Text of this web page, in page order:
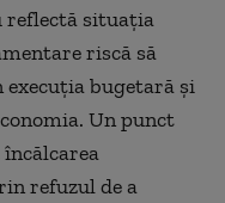
reflectă situația
riscă să
execuția bugetară și
Un punct
refuzul de a